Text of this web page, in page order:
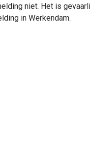
niet. Het is
in Werkendam.